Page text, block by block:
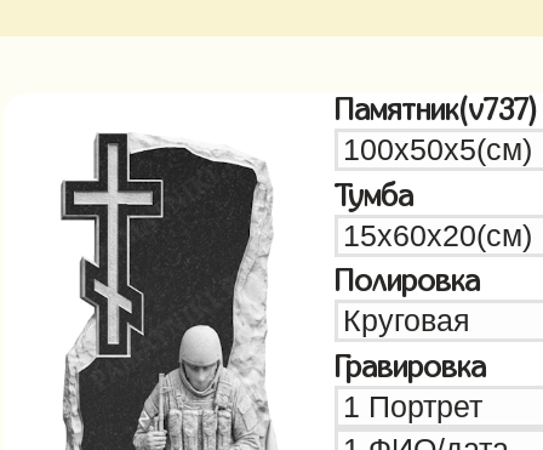
Памятник(v737)
Тумба
Полировка
Гравировка